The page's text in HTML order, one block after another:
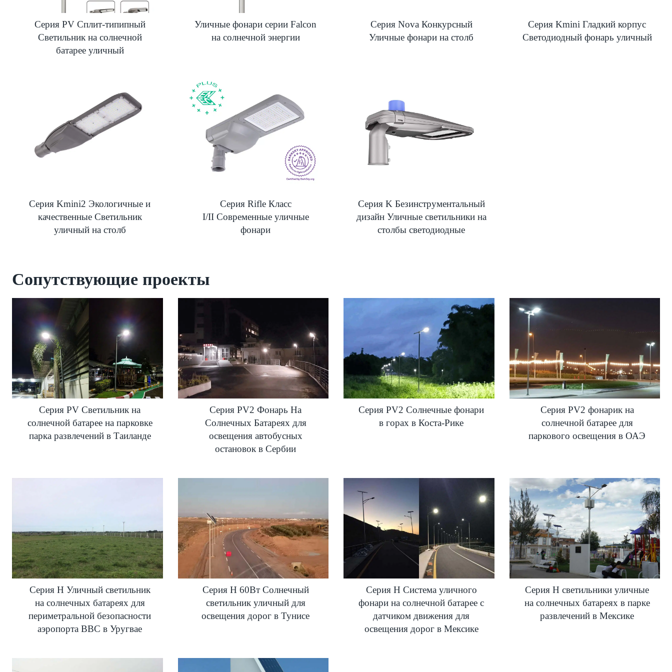
Серия PV Сплит-типипный
Светильник на солнечной
батарее уличный
Уличные фонари серии Falcon
на солнечной энергии
Серия Nova Конкурсный
Уличные фонари на столб
Серия Kmini Гладкий корпус
Светодиодный фонарь уличный
Серия Kmini2 Экологичные и
качественные Светильник
уличный на столб
Серия Rifle Класс
I/II Современные уличные
фонари
Серия K Безинструментальный
дизайн Уличные светильники на
столбы светодиодные
Сопутствующие проекты
Серия PV Светильник на
солнечной батарее на парковке
парка развлечений в Таиланде
Серия PV2 Фонарь На
Солнечных Батареях для
освещения автобусных
остановок в Сербии
Серия PV2 Солнечные фонари
в горах в Коста-Рике
Серия PV2 фонарик на
солнечной батарее для
паркового освещения в ОАЭ
Серия H Уличный светильник
на солнечных батареях для
периметральной безопасности
аэропорта ВВС в Уругвае
Серия H 60Вт Солнечный
светильник уличный для
освещения дорог в Тунисе
Серия H Система уличного
фонари на солнечной батарее с
датчиком движения для
освещения дорог в Мексике
Серия H светильники уличные
на солнечных батареях в парке
развлечений в Мексике